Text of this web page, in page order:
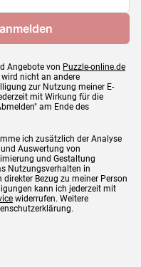
Angebote von Puzzle-online.de
wird nicht an andere
zur Nutzung meiner E-
mit Wirkung für die
am Ende des
ich zusätzlich der Analyse
Auswertung von
und Gestaltung
Nutzungsverhalten in
Bezug zu meiner Person
kann ich jederzeit mit
widerrufen. Weitere